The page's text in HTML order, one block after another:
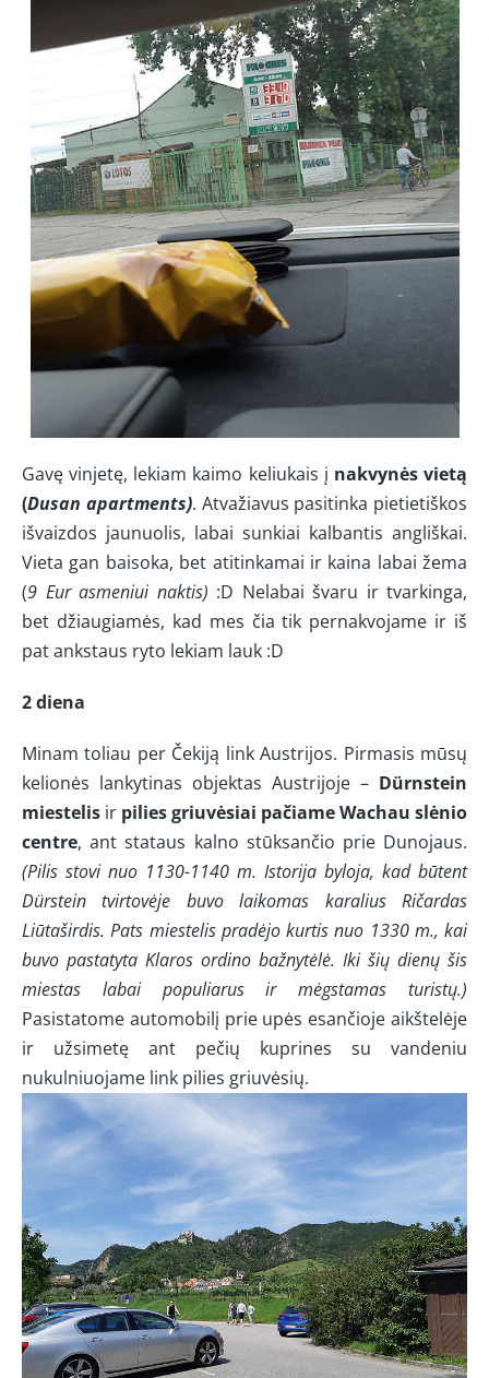
Gavę vinjetę, lekiam kaimo keliukais į nakvynės vietą
(Dusan apartments). Atvažiavus pasitinka pietietiškos
išvaizdos jaunuolis, labai sunkiai kalbantis angliškai.
Vieta gan baisoka, bet atitinkamai ir kaina labai žema
(9 Eur asmeniui naktis) :D Nelabai švaru ir tvarkinga,
bet džiaugiamės, kad mes čia tik pernakvojame ir iš
pat ankstaus ryto lekiam lauk :D
2 diena
Minam toliau per Čekiją link Austrijos. Pirmasis mūsų
kelionės lankytinas objektas Austrijoje – Dürnstein
miestelis ir pilies griuvėsiai pačiame Wachau slėnio
centre, ant stataus kalno stūksančio prie Dunojaus.
(Pilis stovi nuo 1130-1140 m. Istorija byloja, kad būtent
Dürstein tvirtovėje buvo laikomas karalius Ričardas
Liūtaširdis. Pats miestelis pradėjo kurtis nuo 1330 m., kai
buvo pastatyta Klaros ordino bažnytėlė. Iki šių dienų šis
miestas labai populiarus ir mėgstamas turistų.)
Pasistatome automobilį prie upės esančioje aikštelėje
ir užsimetę ant pečių kuprines su vandeniu
nukulniuojame link pilies griuvėsių.